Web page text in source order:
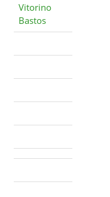
Vitorino
Bastos